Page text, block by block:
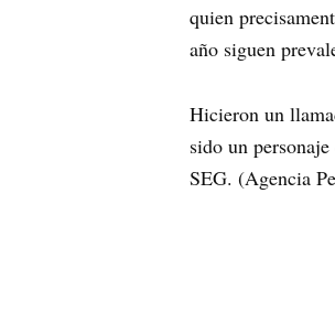
quien
año siguen
Hicieron un
sido un
SEG. (Agencia